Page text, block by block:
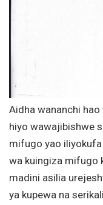
Aidha wananchi
hiyo wawajibishwe
mifugo yao
wa kuingiza mifugo
madini asilia
ya kupewa na